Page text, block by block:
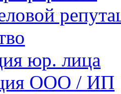
юр. лица
ООО / ИП